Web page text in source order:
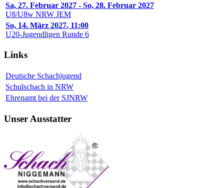
Sa, 27. Februar 2027 - So, 28. Februar 2027
U8/U8w NRW JEM
So, 14. März 2027, 11:00
U20-Jugendligen Runde 6
Links
Deutsche Schachjugend
Schulschach in NRW
Ehrenamt bei der SJNRW
Unser Ausstatter